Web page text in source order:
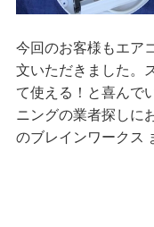
今回のお客様もエア
文いただきました。
て使える！と喜んで
ニングの業者探しに
のブレインワークス